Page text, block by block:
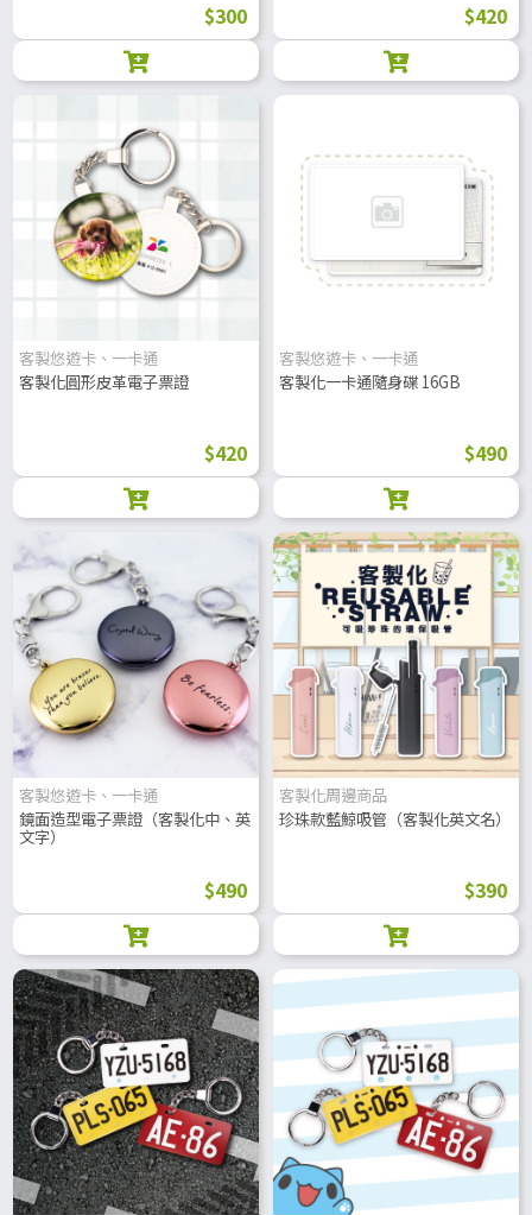
$300 $420
客製悠遊卡、一卡通
客製化圓形皮革電子票證
$420
客製悠遊卡、一卡通
客製化一卡通隨身碟 16GB
$490
客製悠遊卡、一卡通
鏡面造型電子票證（客製化中、英
文字）
$490
客製化周邊商品
珍珠款藍鯨吸管（客製化英文名）
$390